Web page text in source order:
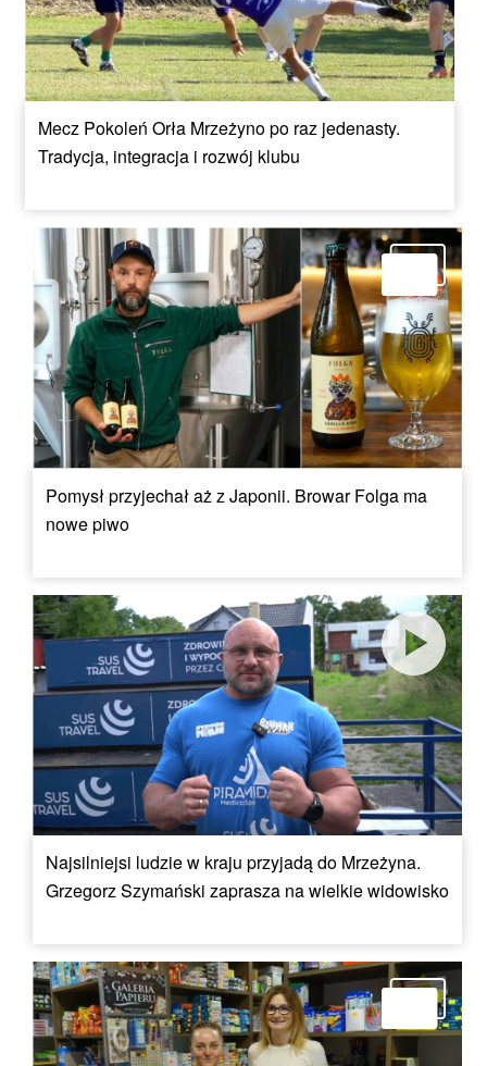
Mecz Pokoleń Orła Mrzeżyno po raz jedenasty.
Tradycja, integracja i rozwój klubu
Pomysł przyjechał aż z Japonii. Browar Folga ma
nowe piwo
Najsilniejsi ludzie w kraju przyjadą do Mrzeżyna.
Grzegorz Szymański zaprasza na wielkie widowisko